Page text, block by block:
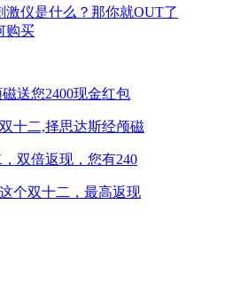
送您2400现金红包
十二,择思达斯经颅磁
双倍返现，您有240
个双十二，最高返现